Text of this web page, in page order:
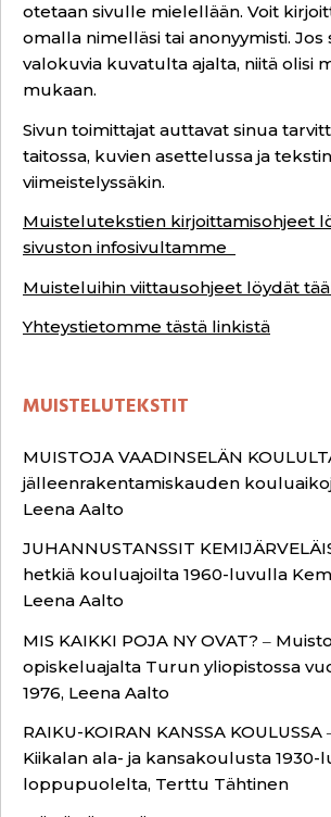
otetaan sivulle mielellään. Voit
omalla nimelläsi tai anonyymisti. Jos
valokuvia kuvatulta ajalta, niitä olisi
mukaan.
Sivun toimittajat auttavat sinua
taitossa, kuvien asettelussa ja tekstin
viimeistelyssäkin.
Muistelutekstien kirjoittamisohjeet
sivuston infosivultamme
Muisteluihin viittausohjeet löydät
Yhteystietomme tästä linkistä
MUISTELUTEKSTIT
MUISTOJA VAADINSELÄN
jälleenrakentamiskauden
Leena Aalto
JUHANNUSTANSSIT
hetkiä kouluajoilta 1960-luvulla
Leena Aalto
MIS KAIKKI POJA NY OVAT? ‒
opiskeluajalta Turun yliopistossa
1976, Leena Aalto
RAIKU-KOIRAN KANSSA
Kiikalan ala- ja kansakoulusta 1930-
loppupuolelta, Terttu Tähtinen